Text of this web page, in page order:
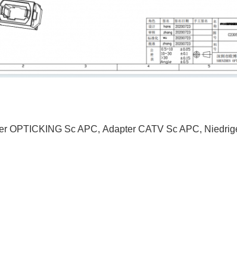
OPTICKING Sc APC, Adapter CATV Sc APC,